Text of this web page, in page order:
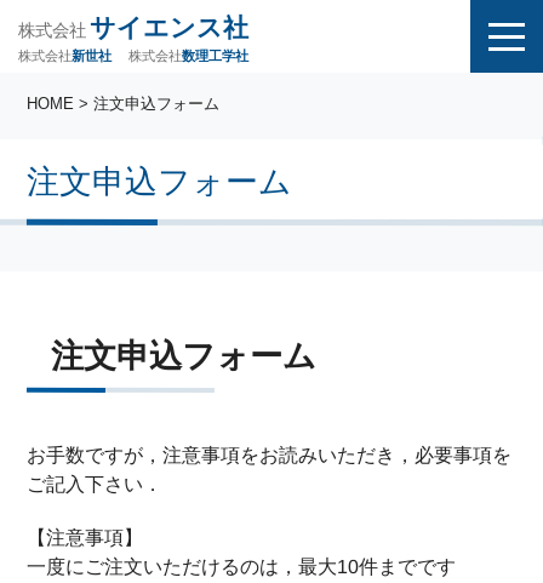
株式会社 サイエンス社
株式会社新世社 株式会社数理工学社
注文申込フォーム
HOME > 注文申込フォーム
注文申込フォーム
お手数ですが，注意事項をお読みいただき，必要事項を
ご記入下さい．
【注意事項】
一度にご注文いただけるのは，最大10件までです